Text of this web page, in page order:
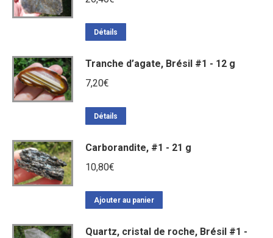
Détails
Tranche d’agate, Brésil #1 - 12 g
7,20€
Détails
Carborandite, #1 - 21 g
10,80€
Ajouter au panier
Quartz, cristal de roche, Brésil #1 -